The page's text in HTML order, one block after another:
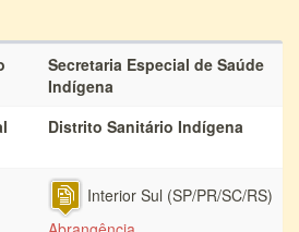
Secretaria Especial de Saúde
Indígena
Distrito Sanitário Indígena
Interior Sul (SP/PR/SC/RS)